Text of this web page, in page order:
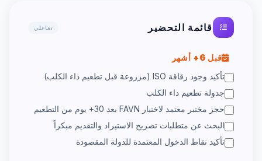
قائمة التحضير تفاعلي
قبل 6+ أشهر
تأكيد وجود رقاقة ISO (مزروعة قبل تطعيم داء الكلب)
جدولة تطعيم داء الكلب
حجز مختبر معتمد لاختبار FAVN بعد 30+ يوم من التطعيم
البحث عن متطلبات تصريح الاستيراد والتقديم مبكراً
تأكيد نقاط الدخول المعتمدة للدولة المقصودة